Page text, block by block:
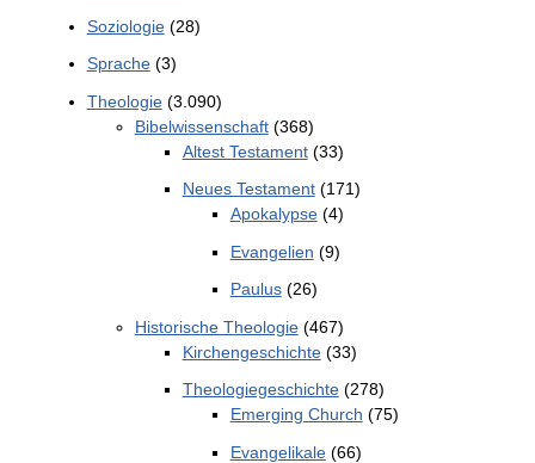
Soziologie(28)
Sprache(3)
Theologie(3.090)
Bibelwissenschaft(368)
Altest Testament(33)
Neues Testament(171)
Apokalypse(4)
Evangelien (9)
Paulus(26)
Historische Theologie(467)
Kirchengeschichte(33)
Theologiegeschichte(278)
Emerging Church (75)
Evangelikale(66)